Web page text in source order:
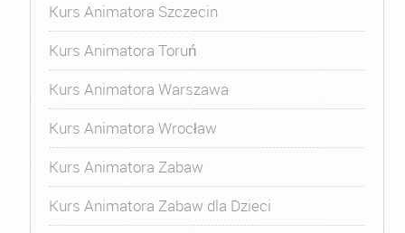
Kurs Animatora Szczecin
Kurs Animatora Toruń
Kurs Animatora Warszawa
Kurs Animatora Wrocław
Kurs Animatora Zabaw
Kurs Animatora Zabaw dla Dzieci